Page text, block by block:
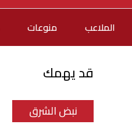
الملاعب منوعات
قد يهمك
نبض الشرق